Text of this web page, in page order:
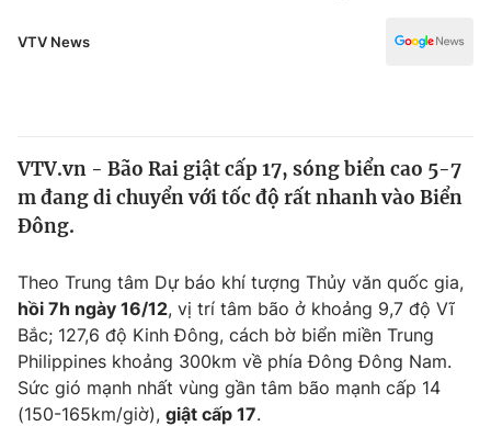
Y tế
Tin tức
Thế giới đó đây
Câu chuyện quốc tế
Kinh tế
Tài chính
Thị trường
Dữ liệu và đời sống
Văn hóa - Giải trí
Giáo dục
VTV News
VTV.vn - Bão Rai giật cấp 17, sóng biển cao 5-7
m đang di chuyển với tốc độ rất nhanh vào Biển
Đông.
Theo Trung tâm Dự báo khí tượng Thủy văn quốc gia,
hồi 7h ngày 16/12, vị trí tâm bão ở khoảng 9,7 độ Vĩ
Bắc; 127,6 độ Kinh Đông, cách bờ biển miền Trung
Philippines khoảng 300km về phía Đông Đông Nam.
Sức gió mạnh nhất vùng gần tâm bão mạnh cấp 14
(150-165km/giờ), giật cấp 17.